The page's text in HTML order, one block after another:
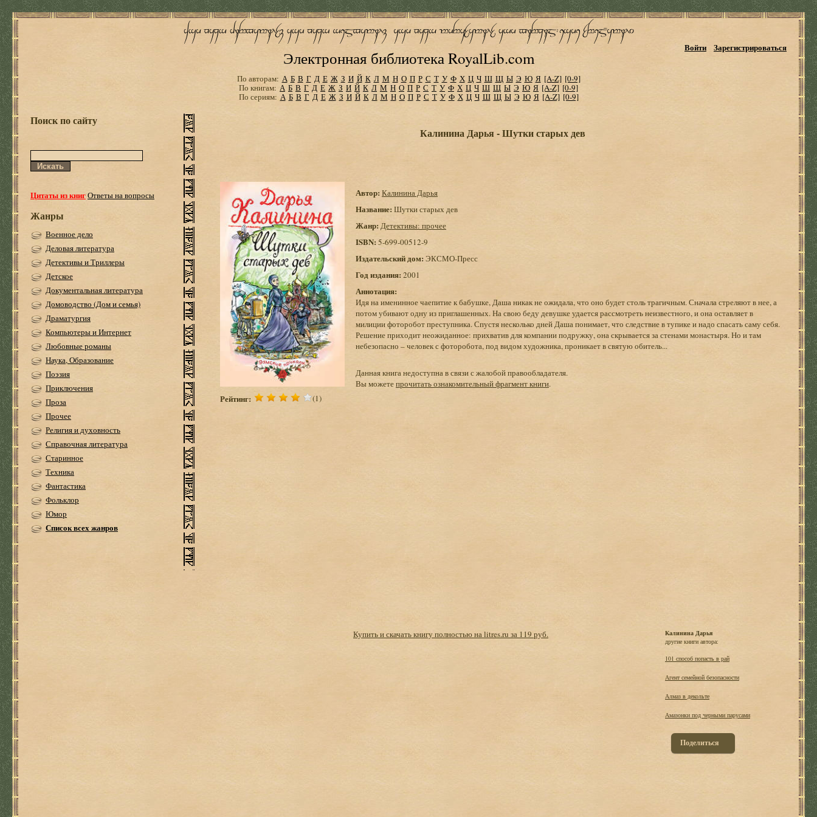
Электронная библиотека RoyalLib.com
Войти Зарегистрироваться
По авторам: А Б В Г Д Е Ж З И Й К Л М Н О П Р С Т У Ф Х Ц Ч Ш Щ Ы Э Ю Я [A-Z] [0-9]
По книгам: А Б В Г Д Е Ж З И Й К Л М Н О П Р С Т У Ф Х Ц Ч Ш Щ Ы Э Ю Я [A-Z] [0-9]
По сериям: А Б В Г Д Е Ж З И Й К Л М Н О П Р С Т У Ф Х Ц Ч Ш Щ Ы Э Ю Я [A-Z] [0-9]
Поиск по сайту
Цитаты из книгОтветы на вопросы
Жанры
Военное дело
Деловая литература
Детективы и Триллеры
Детское
Документальная литература
Домоводство (Дом и семья)
Драматургия
Компьютеры и Интернет
Любовные романы
Наука, Образование
Поэзия
Приключения
Проза
Прочее
Религия и духовность
Справочная литература
Старинное
Техника
Фантастика
Фольклор
Юмор
Список всех жанров
Калинина Дарья - Шутки старых дев
Рейтинг: (1)
Автор: Калинина Дарья
Название: Шутки старых дев
Жанр: Детективы: прочее
ISBN: 5-699-00512-9
Издательский дом: ЭКСМО-Пресс
Год издания: 2001
Аннотация:
Идя на именинное чаепитие к бабушке, Даша никак не ожидала, что оно будет столь трагичным. Сначала стреляют в нее, а
потом убивают одну из приглашенных. На свою беду девушке удается рассмотреть неизвестного, и она оставляет в
милиции фоторобот преступника. Спустя несколько дней Даша понимает, что следствие в тупике и надо спасать саму себя.
Решение приходит неожиданное: прихватив для компании подружку, она скрывается за стенами монастыря. Но и там
небезопасно – человек с фоторобота, под видом художника, проникает в святую обитель...
Данная книга недоступна в связи с жалобой правообладателя.
Вы можетепрочитать ознакомительный фрагмент книги.
Купить и скачать книгу полностью на litres.ru за 119 руб.
Калинина Дарья
другие книги автора:
101 способ попасть в рай
Агент семейной безопасности
Алмаз в декольте
Амазонки под черными парусами
Поделиться